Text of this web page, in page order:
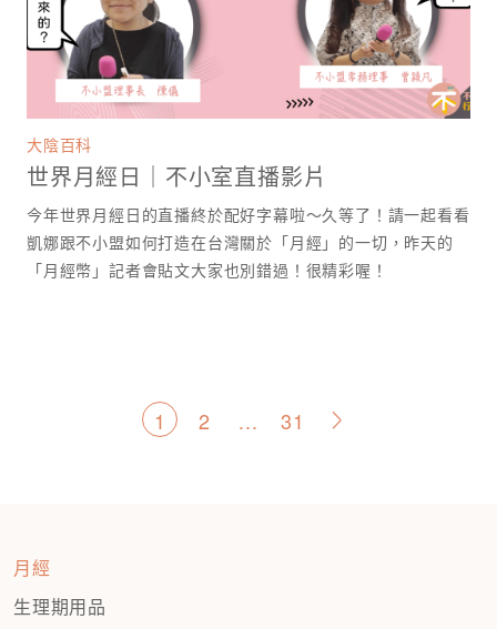
大陰百科
世界月經日｜不小室直播影片
今年世界月經日的直播終於配好字幕啦～久等了！請一起看看
凱娜跟不小盟如何打造在台灣關於「月經」的一切，昨天的
「月經幣」記者會貼文大家也別錯過！很精彩喔！
文
1 2 ... 31 >
月經
生理期用品